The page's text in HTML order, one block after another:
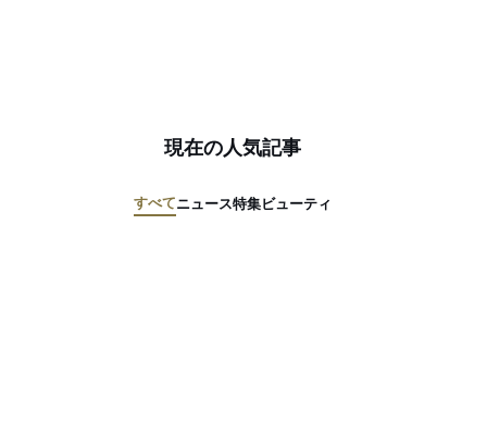
現在の人気記事
すべてニュース特集ビューティ